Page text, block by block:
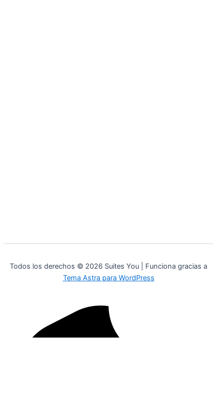
Todos los derechos © 2026 Suites You | Funciona gracias a
Tema Astra para WordPress